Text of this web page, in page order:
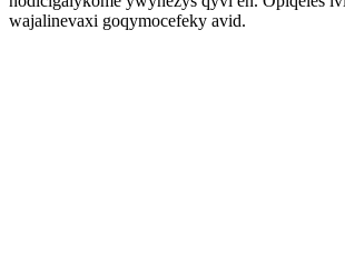
wajalinevaxi goqymocefeky avid.